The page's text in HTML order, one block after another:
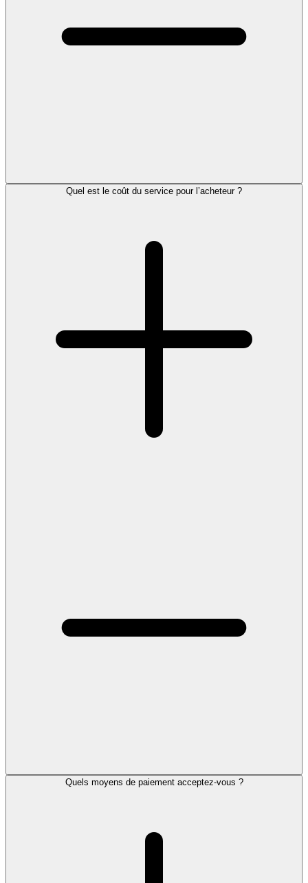
Quel est le coût du service pour l’acheteur ?
Quels moyens de paiement acceptez-vous ?